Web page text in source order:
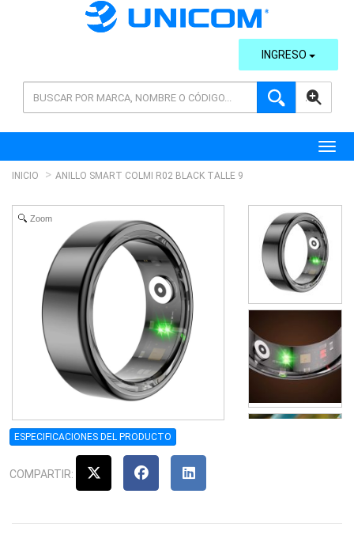
AVANZADA
INGRESO
INICIO ANILLO SMART COLMI R02 BLACK TALLE 9
Zoom
ESPECIFICACIONES DEL PRODUCTO
COMPARTIR: